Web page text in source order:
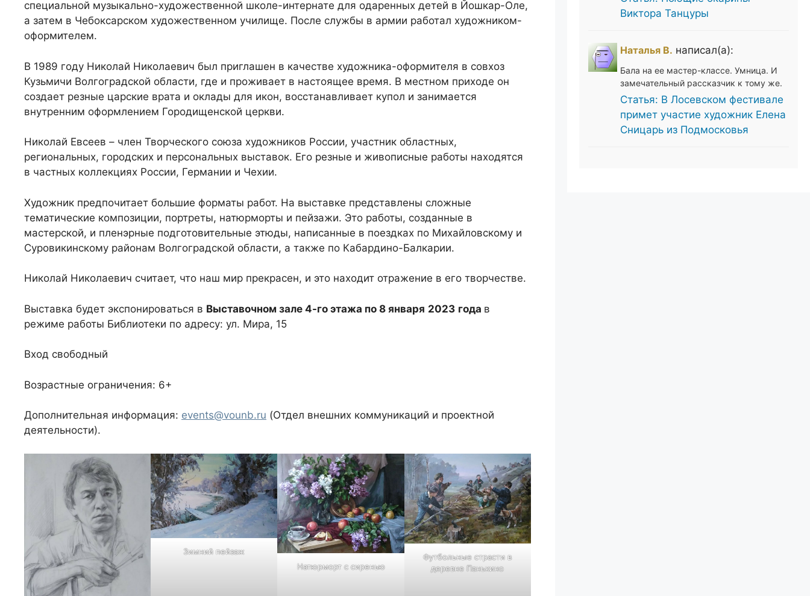
специальной музыкально-художественной школе-интернате для одаренных детей в Йошкар-Оле,
а затем в Чебоксарском художественном училище. После службы в армии работал художником-
оформителем.
В 1989 году Николай Николаевич был приглашен в качестве художника-оформителя в совхоз
Кузьмичи Волгоградской области, где и проживает в настоящее время. В местном приходе он
создает резные царские врата и оклады для икон, восстанавливает купол и занимается
внутренним оформлением Городищенской церкви.
Николай Евсеев – член Творческого союза художников России, участник областных,
региональных, городских и персональных выставок. Его резные и живописные работы находятся
в частных коллекциях России, Германии и Чехии.
Художник предпочитает большие форматы работ. На выставке представлены сложные
тематические композиции, портреты, натюрморты и пейзажи. Это работы, созданные в
мастерской, и пленэрные подготовительные этюды, написанные в поездках по Михайловскому и
Суровикинскому районам Волгоградской области, а также по Кабардино-Балкарии.
Николай Николаевич считает, что наш мир прекрасен, и это находит отражение в его творчестве.
Выставка будет экспонироваться в Выставочном зале 4-го этажа по 8 января 2023 года в
режиме работы Библиотеки по адресу: ул. Мира, 15
Вход свободный
Возрастные ограничения: 6+
Дополнительная информация: events@vounb.ru (Отдел внешних коммуникаций и проектной
деятельности).
Зимний пейзаж
Натюрморт с сиренью
Футбольные страсти в
деревне Панькино
Виктора Танцуры
Наталья В. написал(а):
Бала на ее мастер-классе. Умница. И
замечательный рассказчик к тому же.
Статья: В Лосевском фестивале
примет участие художник Елена
Сницарь из Подмосковья